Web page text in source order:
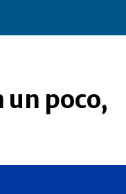
poco,